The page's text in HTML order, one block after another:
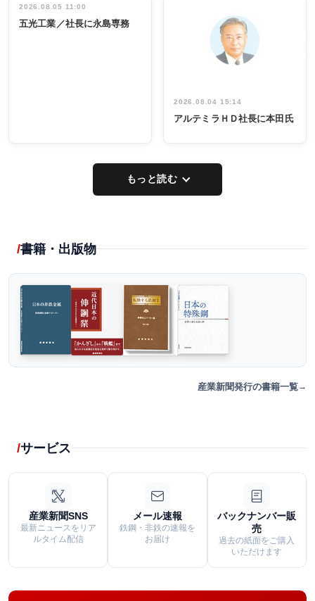
インタビュ
ー／社内ア
祝う 業界関
係者ら220人
出席
2026.08.05 11:00
五光工業／社長に永島専務
2026.08.04 15:14
アルテミラＨＤ社長に本田氏
もっと読む
書籍・出版物
産業新聞発行の書籍一覧
サービス
産業新聞SNS
最新ニュースをリア
ルタイム配信
メール速報
鉄鋼・非鉄の速報を
お届け
バックナンバー販
売
過去の紙面をご購入
いただけます